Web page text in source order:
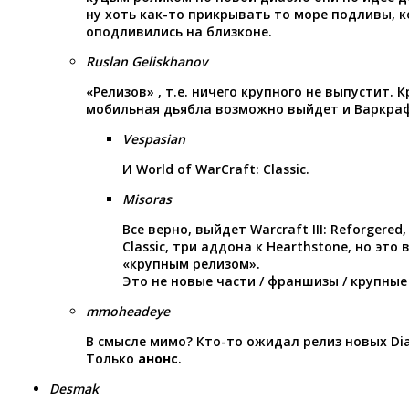
ну хоть как-то прикрывать то море подливы,
оподливились на близконе.
Ruslan Geliskhanov
«Релизов» , т.е. ничего крупного не выпустит.
мобильная дьябла возможно выйдет и
Vespasian
И World of WarCraft: Classic.
Misoras
Все верно, выйдет Warcraft III:
Classic, три аддона к Hearthstone, но это
«крупным релизом».
Это не новые части / франшизы /
mmoheadeye
В смысле мимо? Кто-то ожидал релиз новых
Только анонс.
Desmak